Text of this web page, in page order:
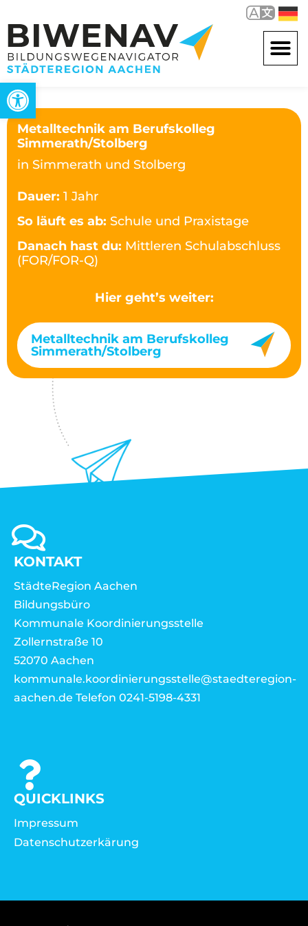
Werkzeugleiste öffnen
Metalltechnik am Berufskolleg
Simmerath/Stolberg
in Simmerath und Stolberg
Dauer: 1 Jahr
So läuft es ab: Schule und Praxistage
Danach hast du: Mittleren Schulabschluss
(FOR/FOR-Q)
Hier geht’s weiter:
Metalltechnik am Berufskolleg
Simmerath/Stolberg
KONTAKT
StädteRegion Aachen
Bildungsbüro
Kommunale Koordinierungsstelle
Zollernstraße 10
52070 Aachen
kommunale.koordinierungsstelle@staedteregion-
aachen.de Telefon 0241-5198-4331
QUICKLINKS
Impressum
Datenschutzerkärung